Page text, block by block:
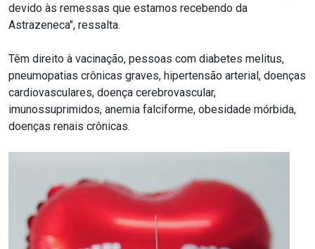
devido às remessas que estamos recebendo da
Astrazeneca", ressalta.
Têm direito à vacinação, pessoas com diabetes melitus,
pneumopatias crônicas graves, hipertensão arterial, doenças
cardiovasculares, doença cerebrovascular,
imunossuprimidos, anemia falciforme, obesidade mórbida,
doenças renais crônicas.